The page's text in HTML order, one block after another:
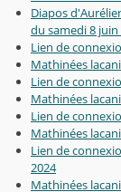
Diapos
du samedi 8 juin
Lien de
Mathinées
Lien de
Mathinées
Lien de
Mathinées
Lien de
2024
Mathinées